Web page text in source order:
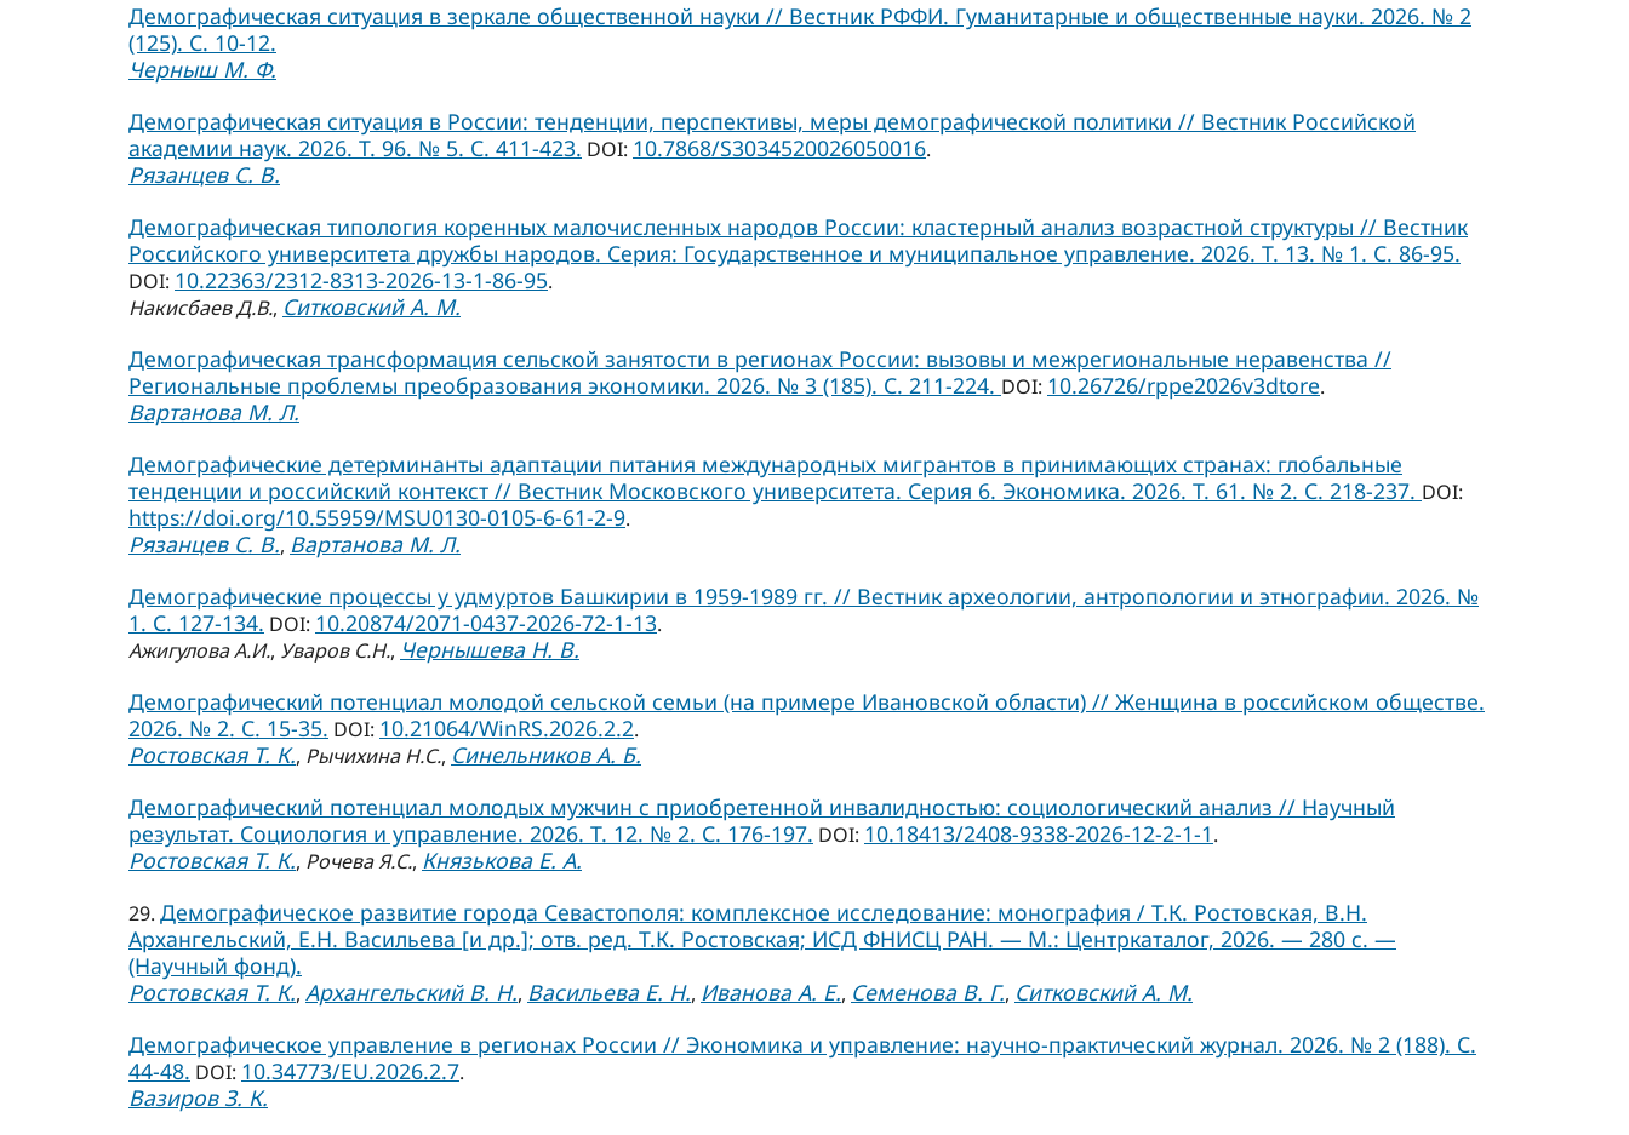
Демографическая ситуация в зеркале общественной науки // Вестник РФФИ. Гуманитарные и общественные науки. 2026. № 2
(125). С. 10-12.
Черныш М. Ф.
Демографическая ситуация в России: тенденции, перспективы, меры демографической политики // Вестник Российской
академии наук. 2026. Т. 96. № 5. С. 411-423. DOI: 10.7868/S3034520026050016.
Рязанцев С. В.
Демографическая типология коренных малочисленных народов России: кластерный анализ возрастной структуры // Вестник
Российского университета дружбы народов. Серия: Государственное и муниципальное управление. 2026. Т. 13. № 1. C. 86-95.
DOI: 10.22363/2312-8313-2026-13-1-86-95.
Накисбаев Д.В., Ситковский А. М.
Демографическая трансформация сельской занятости в регионах России: вызовы и межрегиональные неравенства //
Региональные проблемы преобразования экономики. 2026. № 3 (185). С. 211-224. DOI: 10.26726/rppe2026v3dtore.
Вартанова М. Л.
Демографические детерминанты адаптации питания международных мигрантов в принимающих странах: глобальные
тенденции и российский контекст // Вестник Московского университета. Серия 6. Экономика. 2026. Т. 61. № 2. С. 218-237. DOI:
https://doi.org/10.55959/MSU0130-0105-6-61-2-9.
Рязанцев С. В., Вартанова М. Л.
Демографические процессы у удмуртов Башкирии в 1959-1989 гг. // Вестник археологии, антропологии и этнографии. 2026. №
1. С. 127-134. DOI: 10.20874/2071-0437-2026-72-1-13.
Ажигулова А.И., Уваров С.Н., Чернышева Н. В.
Демографический потенциал молодой сельской семьи (на примере Ивановской области) // Женщина в российском обществе.
2026. № 2. С. 15-35. DOI: 10.21064/WinRS.2026.2.2.
Ростовская Т. К., Рычихина Н.С., Синельников А. Б.
Демографический потенциал молодых мужчин с приобретенной инвалидностью: социологический анализ // Научный
результат. Социология и управление. 2026. Т. 12. № 2. С. 176-197. DOI: 10.18413/2408-9338-2026-12-2-1-1.
Ростовская Т. К., Рочева Я.С., Князькова Е. А.
29. Демографическое развитие города Севастополя: комплексное исследование: монография / Т.К. Ростовская, В.Н.
Архангельский, Е.Н. Васильева [и др.]; отв. ред. Т.К. Ростовская; ИСД ФНИСЦ РАН. — М.: Центркаталог, 2026. — 280 с. —
(Научный фонд).
Ростовская Т. К., Архангельский В. Н., Васильева Е. Н., Иванова А. Е., Семенова В. Г., Ситковский А. М.
Демографическое управление в регионах России // Экономика и управление: научно-практический журнал. 2026. № 2 (188). С.
44-48. DOI: 10.34773/EU.2026.2.7.
Вазиров З. К.